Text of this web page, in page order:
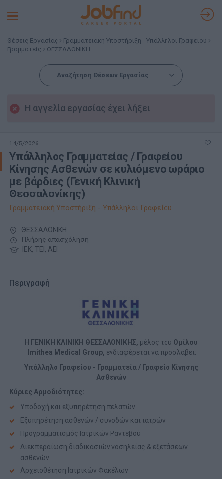
Toggle
Θέσεις Εργασίας
Γραμματειακή Υποστήριξη - Υπάλληλοι Γραφείου
Γραμματείς
ΘΕΣΣΑΛΟΝΙΚΗ
Αναζήτηση Θέσεων Εργασίας
Η αγγελία εργασίας έχει λήξει
14/5/2026
Υπάλληλος Γραμματείας / Γραφείου
Κίνησης Ασθενών σε κυλιόμενο ωράριο
με βάρδιες (Γενική Κλινική
Θεσσαλονίκης)
Γραμματειακή Υποστήριξη - Υπάλληλοι Γραφείου
ΘΕΣΣΑΛΟΝΙΚΗ
Πλήρης απασχόληση
ΙΕΚ, ΤΕΙ, ΑΕΙ
Περιγραφή
Η ΓΕΝΙΚΗ ΚΛΙΝΙΚΗ ΘΕΣΣΑΛΟΝΙΚΗΣ, μέλος του Ομίλου
Imithea Medical Group, ενδιαφέρεται να προσλάβει:
Υπάλληλο Γραφείου - Γραμματεία / Γραφείο Κίνησης
Ασθενών
Κύριες Αρμοδιότητες:
Υποδοχή και εξυπηρέτηση πελατών
Εξυπηρέτηση ασθενών / συνοδών και ιατρών
Προγραμματισμός Ιατρικών Ραντεβού
Διεκπεραίωση διαδικασιών νοσηλείας & εξετάσεων
ασθενών
Αρχειοθέτηση Ιατρικών Φακέλων